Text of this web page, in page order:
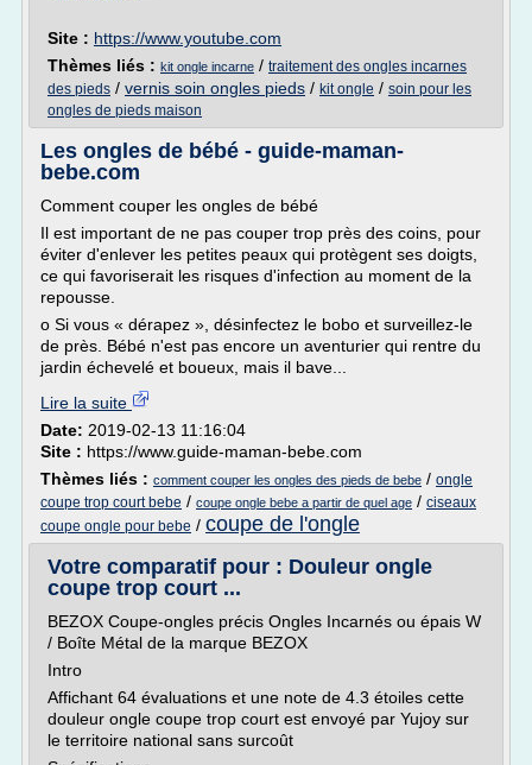
Site : https://www.youtube.com
Thèmes liés : kit ongle incarne / traitement des ongles incarnes
des pieds / vernis soin ongles pieds / kit ongle / soin pour les
ongles de pieds maison
Les ongles de bébé - guide-maman-
bebe.com
Comment couper les ongles de bébé
Il est important de ne pas couper trop près des coins, pour
éviter d'enlever les petites peaux qui protègent ses doigts,
ce qui favoriserait les risques d'infection au moment de la
repousse.
o Si vous « dérapez », désinfectez le bobo et surveillez-le
de près. Bébé n'est pas encore un aventurier qui rentre du
jardin échevelé et boueux, mais il bave...
Lire la suite
Date: 2019-02-13 11:16:04
Site : https://www.guide-maman-bebe.com
Thèmes liés : comment couper les ongles des pieds de bebe / ongle
coupe trop court bebe / coupe ongle bebe a partir de quel age / ciseaux
coupe ongle pour bebe / coupe de l'ongle
Votre comparatif pour : Douleur ongle
coupe trop court ...
BEZOX Coupe-ongles précis Ongles Incarnés ou épais W
/ Boîte Métal de la marque BEZOX
Intro
Affichant 64 évaluations et une note de 4.3 étoiles cette
douleur ongle coupe trop court est envoyé par Yujoy sur
le territoire national sans surcoût